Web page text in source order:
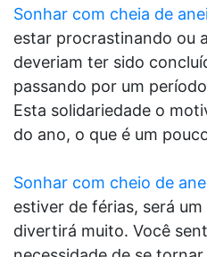
Sonhar com cheia de
estar procrastinando ou
deveriam ter sido
passando por um
Esta solidariedade o
do ano, o que é um
Sonhar com cheio de
estiver de férias, será
divertirá muito. Você